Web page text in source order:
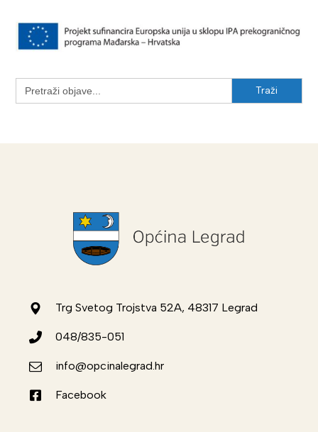
Search
for:
Trg Svetog Trojstva 52A, 48317 Legrad
048/835-051
info@opcinalegrad.hr
Facebook